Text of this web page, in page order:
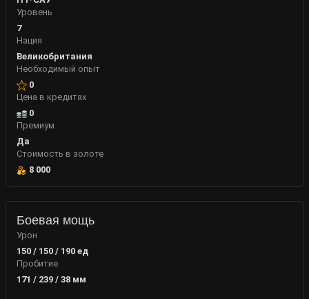
Уровень
7
Нация
Великобритания
Необходимый опыт
0
Цена в кредитах
0
Премиум
Да
Стоимость в золоте
8 000
Боевая мощь
Урон
150 / 150 / 190 ед
Пробитие
171 / 239 / 38 мм